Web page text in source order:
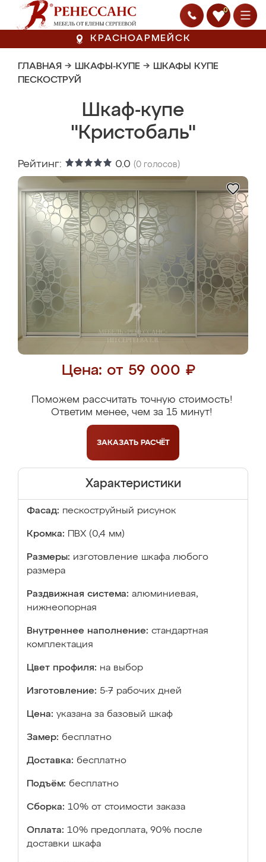
0
КРАСНОАРМЕЙСК
ГЛАВНАЯ → ШКАФЫ-КУПЕ → ШКАФЫ КУПЕ
ПЕСКОСТРУЙ
Шкаф-купе
"Кристобаль"
Рейтинг: 0.0 (0 голосов)
Цена: от 59 000 ₽
Поможем рассчитать точную стоимость!
Ответим менее, чем за 15 минут!
ЗАКАЗАТЬ РАСЧЁТ
Характеристики
Фасад: пескоструйный рисунок
Кромка: ПВХ (0,4 мм)
Размеры: изготовление шкафа любого
размера
Раздвижная система: алюминиевая,
нижнеопорная
Внутреннее наполнение: стандартная
комплектация
Цвет профиля: на выбор
Изготовление: 5-7 рабочих дней
Цена: указана за базовый шкаф
Замер: бесплатно
Доставка: бесплатно
Подъём: бесплатно
Сборка: 10% от стоимости заказа
Оплата: 10% предоплата, 90% после
доставки шкафа